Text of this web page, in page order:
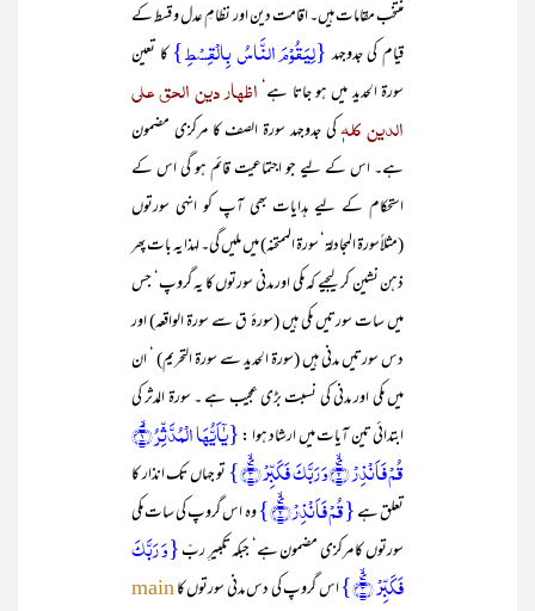
منتخب مقامات ہیں۔ اقامت دین اور نظامِ عدل و قسط کے
قیام کی جدوجہد{لِیَقُوۡمَ النَّاسُ بِالۡقِسۡطِ}کا تعین
سورۃ الحدید میں ہو جاتا ہے‘ اظہار دین الحق علی
الدین کلہٖکی جدوجہد سورۃ الصف کا مرکزی مضمون
ہے۔ اس کے لیے جو اجتماعیت قائم ہو گی اس کے
استحکام کے لیے ہدایات بھی آپ کو انہی سورتوں
(مثلاًسورۃ المجادلۃ‘ سورۃ الممتحنہ) میں ملیں گی۔ لہذا یہ بات پھر
ذہن نشین کر لیجیے کہ مکی اور مدنی سورتوں کا یہ گروپ‘ جس
میں سات سورتیں مکی ہیں (سورۂ ق سے سورۃ الواقعہ) اور
دس سورتیں مدنی ہیں (سورۃ الحدید سے سورۃ التحریم) ‘ ان
میں مکی اور مدنی کی نسبت بڑی عجیب ہے ۔ سورۃ المدثر کی
ابتدائی تین آیات میں ارشاد ہوا :
{یٰۤاَیُّہَا الۡمُدَّثِّرُ ۙ﴿۱﴾
قُمۡ فَاَنۡذِرۡ ۪ۙ﴿۲﴾وَ رَبَّکَ فَکَبِّرۡ ۪﴿ۙ۳﴾}
تو جہاں تک انذار کا
تعلق ہے{قُمۡ فَاَنۡذِرۡ ۪ۙ﴿۲﴾}
وہ اس گروپ کی سات مکی
سورتوں کا مرکزی مضمون ہے‘ جبکہ تکبیرِ ربّ{وَ رَبَّکَ
فَکَبِّرۡ ۪﴿ۙ۳﴾}
اس گروپ کی دس مدنی سورتوں کاmain